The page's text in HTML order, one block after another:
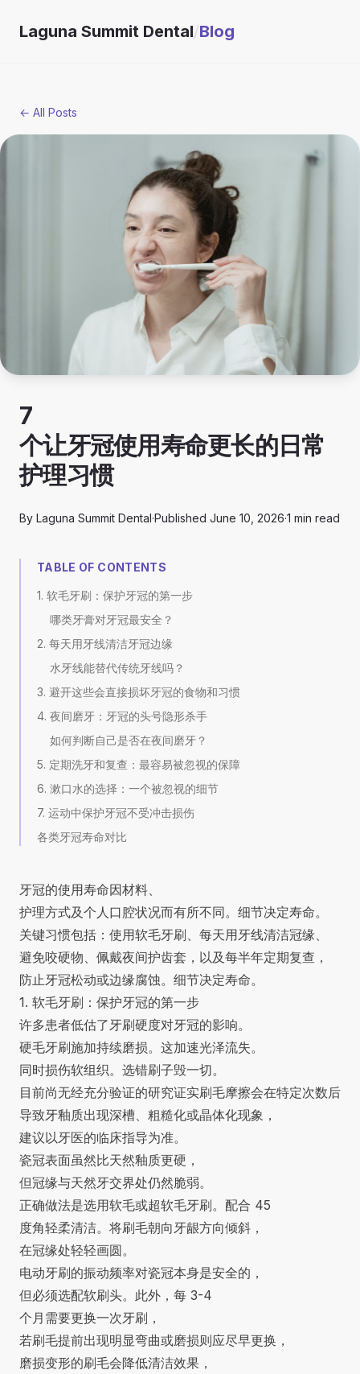
Laguna Summit Dental/Blog
← All Posts
7
个让牙冠使用寿命更长的日常
护理习惯
By Laguna Summit Dental·Published June 10, 2026·1 min read
TABLE OF CONTENTS
1. 软毛牙刷：保护牙冠的第一步
哪类牙膏对牙冠最安全？
2. 每天用牙线清洁牙冠边缘
水牙线能替代传统牙线吗？
3. 避开这些会直接损坏牙冠的食物和习惯
4. 夜间磨牙：牙冠的头号隐形杀手
如何判断自己是否在夜间磨牙？
5. 定期洗牙和复查：最容易被忽视的保障
6. 漱口水的选择：一个被忽视的细节
7. 运动中保护牙冠不受冲击损伤
各类牙冠寿命对比
牙冠的使用寿命因材料、
护理方式及个人口腔状况而有所不同。细节决定寿命。
关键习惯包括：使用软毛牙刷、每天用牙线清洁冠缘、
避免咬硬物、佩戴夜间护齿套，以及每半年定期复查，
防止牙冠松动或边缘腐蚀。细节决定寿命。
1. 软毛牙刷：保护牙冠的第一步
许多患者低估了牙刷硬度对牙冠的影响。
硬毛牙刷施加持续磨损。这加速光泽流失。
同时损伤软组织。选错刷子毁一切。
目前尚无经充分验证的研究证实刷毛摩擦会在特定次数后
导致牙釉质出现深槽、粗糙化或晶体化现象，
建议以牙医的临床指导为准。
瓷冠表面虽然比天然釉质更硬，
但冠缘与天然牙交界处仍然脆弱。
正确做法是选用软毛或超软毛牙刷。配合 45
度角轻柔清洁。将刷毛朝向牙龈方向倾斜，
在冠缘处轻轻画圆。
电动牙刷的振动频率对瓷冠本身是安全的，
但必须选配软刷头。此外，每 3-4
个月需要更换一次牙刷，
若刷毛提前出现明显弯曲或磨损则应尽早更换，
磨损变形的刷毛会降低清洁效果，